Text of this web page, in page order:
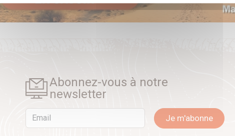
Abonnez-vous à notre
newsletter
Email Je m'abonne